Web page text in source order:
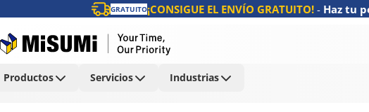
GRATUITO¡CONSIGUE EL ENVÍO GRATUITO!- Haz tu
Productos Servicios Industrias